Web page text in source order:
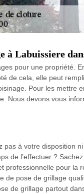
à Labuissiere
pour une propriété.
de cela, elle peut
Pour les mettre
Nous devons vous
pas à votre disposition
de l’effectuer ?
professionnelle pour la
de pose de grillage
de grillage partout